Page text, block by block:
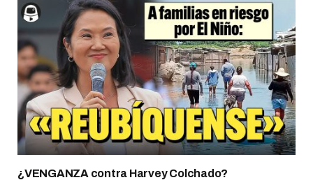
¿VENGANZA contra Harvey Colchado?